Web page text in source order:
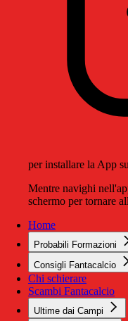
per installare la App
Mentre navighi
schermo per tornare
Home
Probabili Formazioni
Consigli Fantacalcio
Chi schierare
Scambi Fantacalcio
Ultime dai Campi